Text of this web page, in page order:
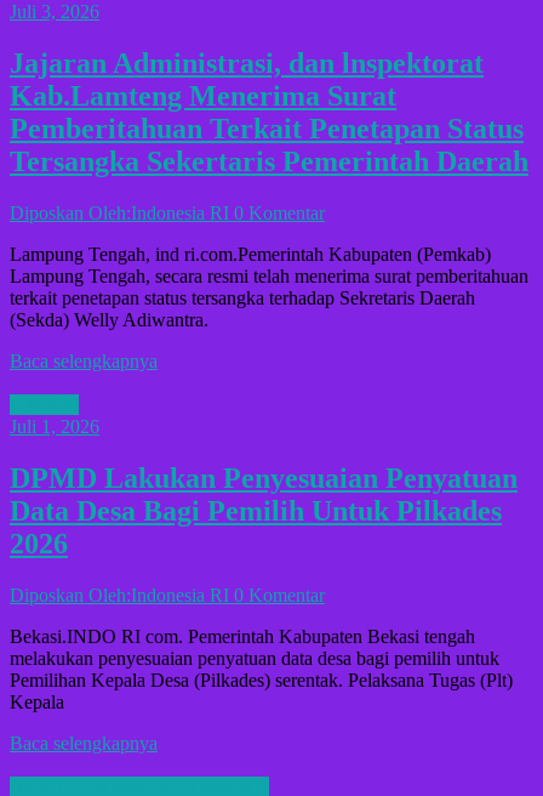
Juli 3, 2026
Jajaran Administrasi, dan lnspektorat
Kab.Lamteng Menerima Surat
Pemberitahuan Terkait Penetapan Status
Tersangka Sekertaris Pemerintah Daerah
Diposkan Oleh:Indonesia RI 0 Komentar
Lampung Tengah, ind ri.com.Pemerintah Kabupaten (Pemkab)
Lampung Tengah, secara resmi telah menerima surat pemberitahuan
terkait penetapan status tersangka terhadap Sekretaris Daerah
(Sekda) Welly Adiwantra.
Baca selengkapnya
Juli 1, 2026
DPMD Lakukan Penyesuaian Penyatuan
Data Desa Bagi Pemilih Untuk Pilkades
2026
Diposkan Oleh:Indonesia RI 0 Komentar
Bekasi.INDO RI com. Pemerintah Kabupaten Bekasi tengah
melakukan penyesuaian penyatuan data desa bagi pemilih untuk
Pemilihan Kepala Desa (Pilkades) serentak. Pelaksana Tugas (Plt)
Kepala
Baca selengkapnya